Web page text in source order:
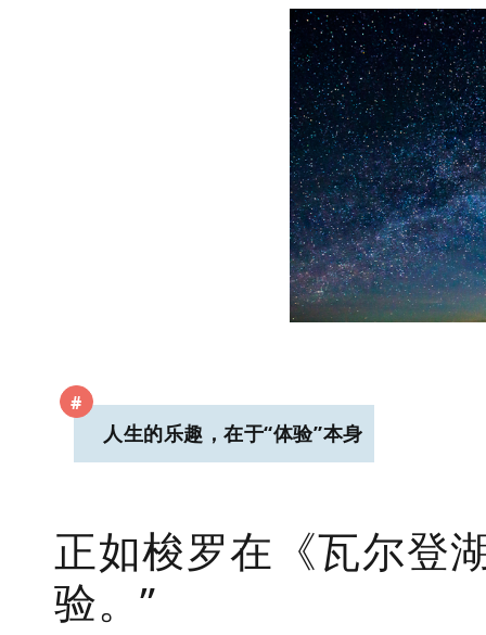
#
人生的乐趣，在于“体验”本身
正如梭罗在《瓦尔登
验。”